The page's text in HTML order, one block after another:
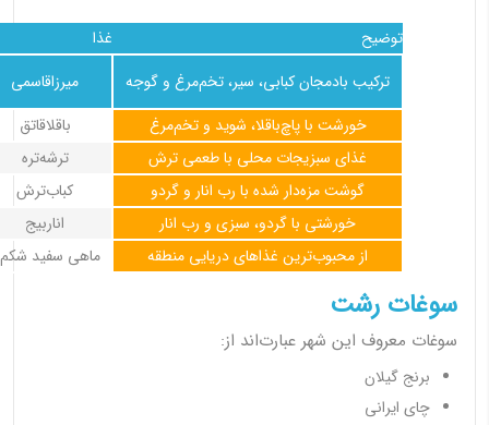
غذا
توضیح
میرزاقاسمی
ترکیب بادمجان کبابی، سیر، تخم‌مرغ و گوجه
باقلاقاتق
خورشت با پاچ‌باقلا، شوید و تخم‌مرغ
ترشه‌تره
غذای سبزیجات محلی با طعمی ترش
کباب‌ترش
گوشت مزه‌دار شده با رب انار و گردو
اناربیج
خورشتی با گردو، سبزی و رب انار
ماهی سفید
از محبوب‌ترین غذاهای دریایی منطقه
سوغات رشت
سوغات معروف این شهر عبارت‌اند از:
برنج گیلان
چای ایرانی